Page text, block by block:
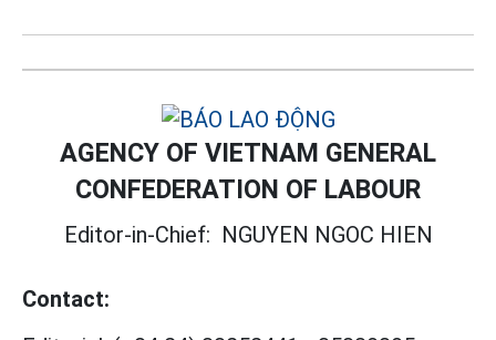
AGENCY OF VIETNAM GENERAL
CONFEDERATION OF LABOUR
Editor-in-Chief: NGUYEN NGOC HIEN
Contact: